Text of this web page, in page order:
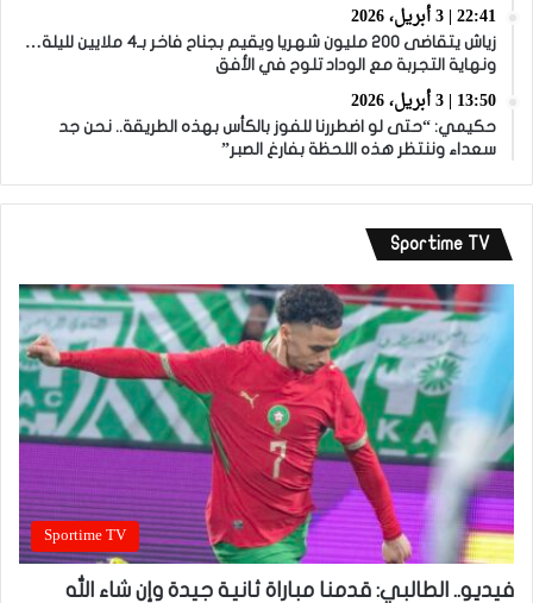
22:41 | 3 أبريل، 2026
زياش يتقاضى 200 مليون شهريا ويقيم بجناح فاخر بـ4 ملايين لليلة…
ونهاية التجربة مع الوداد تلوح في الأفق
13:50 | 3 أبريل، 2026
حكيمي: “حتى لو اضطررنا للفوز بالكأس بهذه الطريقة.. نحن جد
سعداء وننتظر هذه اللحظة بفارغ الصبر”
Sportime TV
Sportime TV
فيديو.. الطالبي: قدمنا مباراة ثانية جيدة وإن شاء الله